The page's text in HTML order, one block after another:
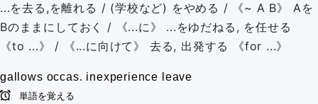
...を去る,を離れる / (学校など) をやめる / 《~ A B》 Aを
Bのままにしておく / 《...に》 ...をゆだねる, を任せる
《to ...》 / 《...に向けて》 去る, 出発する 《for ...》
gallows occas. inexperience leave
単語を覚える